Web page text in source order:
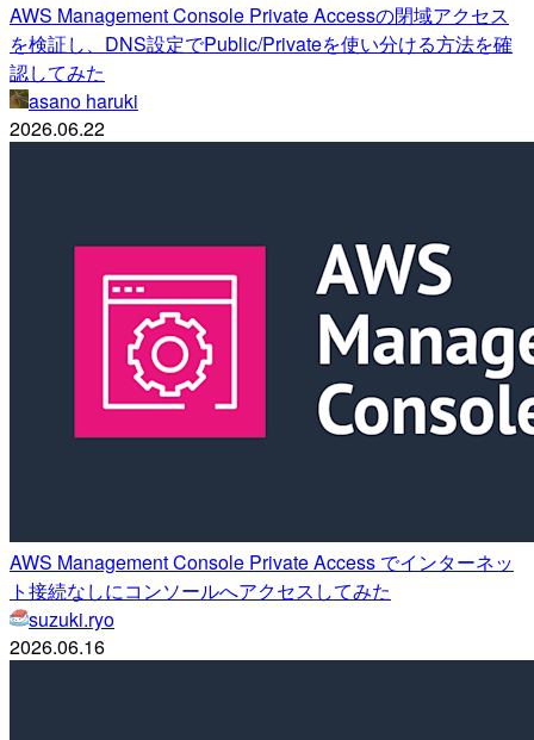
AWS Management Console Private Accessの閉域アクセス
を検証し、DNS設定でPublic/Privateを使い分ける方法を確
認してみた
asano haruki
2026.06.22
AWS Management Console Private Access でインターネッ
ト接続なしにコンソールへアクセスしてみた
suzuki.ryo
2026.06.16